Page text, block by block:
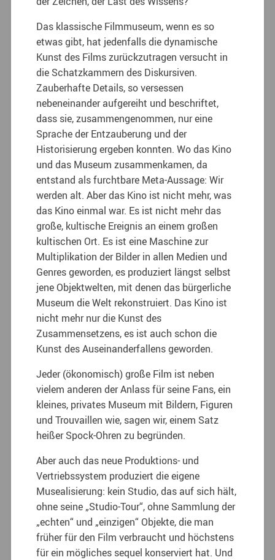
Das klassische Filmmuseum, wenn es so
etwas gibt, hat jedenfalls die dynamische
Kunst des Films zurückzutragen versucht in
die Schatzkammern des Diskursiven.
Zauberhafte Details, so versessen
nebeneinander aufgereiht und beschriftet,
dass sie, zusammengenommen, nur eine
Sprache der Entzauberung und der
Historisierung ergeben konnten. Wo das Kino
und das Museum zusammenkamen, da
entstand als furchtbare Meta-Aussage: Wir
werden alt. Aber das Kino ist nicht mehr, was
das Kino einmal war. Es ist nicht mehr das
große, kultische Ereignis an einem großen
kultischen Ort. Es ist eine Maschine zur
Multiplikation der Bilder in allen Medien und
Genres geworden, es produziert längst selbst
jene Objektwelten, mit denen das bürgerliche
Museum die Welt rekonstruiert. Das Kino ist
nicht mehr nur die Kunst des
Zusammensetzens, es ist auch schon die
Kunst des Auseinanderfallens geworden.
Jeder (ökonomisch) große Film ist neben
vielem anderen der Anlass für seine Fans, ein
kleines, privates Museum mit Bildern, Figuren
und Trouvaillen wie, sagen wir, einem Satz
heißer Spock-Ohren zu begründen.
Aber auch das neue Produktions- und
Vertriebssystem produziert die eigene
Musealisierung: kein Studio, das auf sich hält,
ohne seine „Studio-Tour“, ohne Sammlung der
„echten“ und „einzigen“ Objekte, die man
früher für den Film verbraucht und höchstens
für ein mögliches sequel konserviert hat. Und